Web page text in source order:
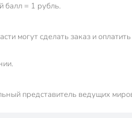
балл = 1 рубль.
могут сделать заказ и
представитель ведущих